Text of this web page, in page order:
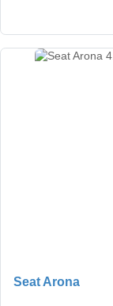
Seat Arona